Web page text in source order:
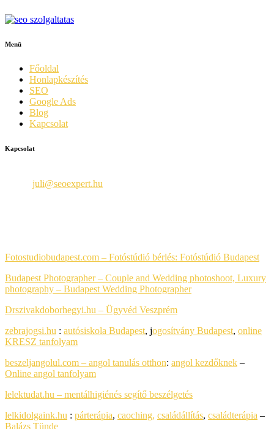
Menü
Főoldal
Honlapkészítés
SEO
Google Ads
Blog
Kapcsolat
Kapcsolat
juli@seoexpert.hu
Fotostudiobudapest.com – Fotóstúdió bérlés: Fotóstúdió Budapest
Budapest Photographer – Couple and Wedding photoshoot, Luxury
photography – Budapest Wedding Photographer
Drszivakdoborhegyi.hu – Ügyvéd Veszprém
zebrajogsi.hu : autósiskola Budapest, jogosítvány Budapest, online
KRESZ tanfolyam
beszeljangolul.com – angol tanulás otthon: angol kezdőknek –
Online angol tanfolyam
lelektudat.hu – mentálhigiénés segítő beszélgetés
lelkidolgaink.hu : párterápia, caoching, családállítás, családterápia –
Balázs Tünde